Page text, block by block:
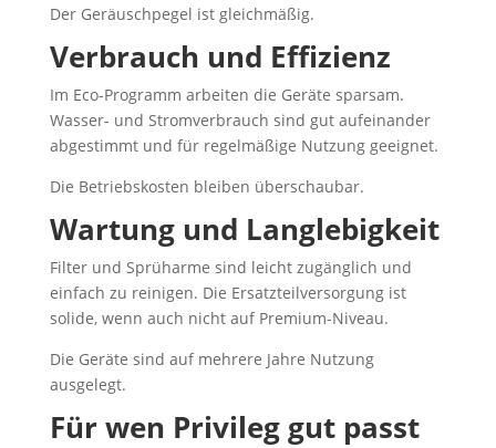
Der Geräuschpegel ist gleichmäßig.
Verbrauch und Effizienz
Im Eco-Programm arbeiten die Geräte sparsam.
Wasser- und Stromverbrauch sind gut aufeinander
abgestimmt und für regelmäßige Nutzung geeignet.
Die Betriebskosten bleiben überschaubar.
Wartung und Langlebigkeit
Filter und Sprüharme sind leicht zugänglich und
einfach zu reinigen. Die Ersatzteilversorgung ist
solide, wenn auch nicht auf Premium-Niveau.
Die Geräte sind auf mehrere Jahre Nutzung
ausgelegt.
Für wen Privileg gut passt